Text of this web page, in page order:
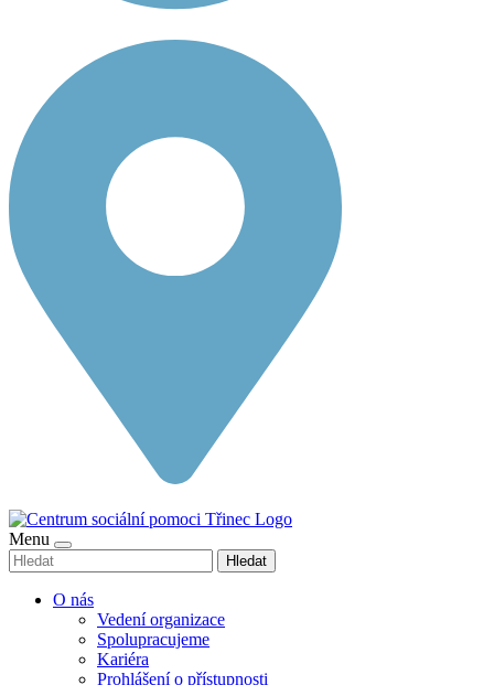
Menu
Hledat
O nás
Vedení organizace
Spolupracujeme
Kariéra
Prohlášení o přístupnosti